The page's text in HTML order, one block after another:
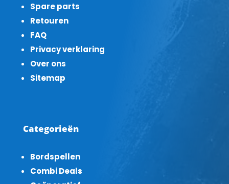
Spare parts
Retouren
FAQ
Privacy verklaring
Over ons
Sitemap
Categorieën
Bordspellen
Combi Deals